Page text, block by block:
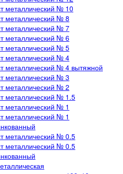
металлический № 10
металлический № 8
металлический № 7
металлический № 6
металлический № 5
металлический № 4
металлический № 4 вытяжной
металлический № 3
металлический № 2
металлический № 1.5
металлический № 1
металлический № 1
металлический № 0.5
металлический № 0.5